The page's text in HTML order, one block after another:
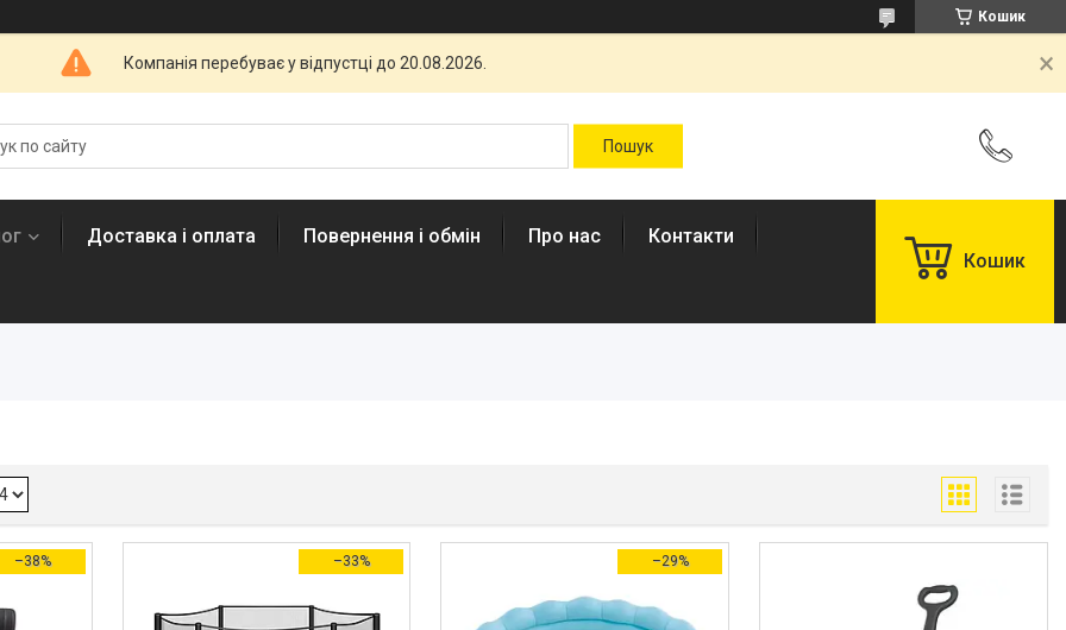
Кошик
Компанія перебуває у відпустці до 20.08.2026.
Доставка і оплата Повернення і обмін Про нас Контакти
Кошик
–38% –33% –29%